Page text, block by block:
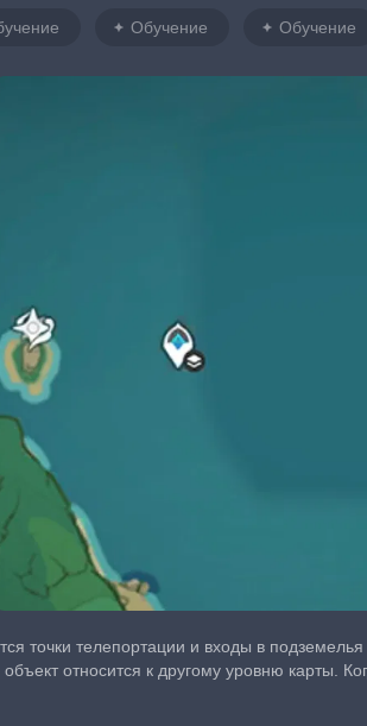
Обучение Обучение
точки телепортации и входы в
объект относится к другому уровню карты.